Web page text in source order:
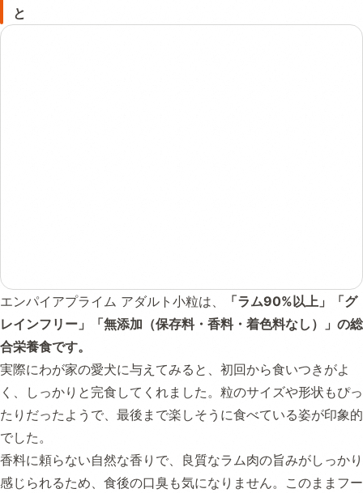
と
エンパイアプライム アダルト小粒は、
「ラム90%以上」「グ
レインフリー」「無添加（保存料・香料・着色料なし）」の総
合栄養食です。
実際にわが家の愛犬に与えてみると、初回から食いつきがよ
く、しっかりと完食してくれました。粒のサイズや形状もぴっ
たりだったようで、最後まで楽しそうに食べている姿が印象的
でした。
香料に頼らない自然な香りで、良質なラム肉の旨みがしっかり
感じられるため、食後の口臭も気になりません。このままフー